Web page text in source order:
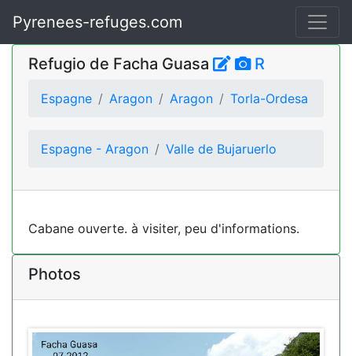
Pyrenees-refuges.com
Refugio de Facha Guasa R
Espagne Aragon Aragon Torla-Ordesa
Espagne - Aragon Valle de Bujaruerlo
Cabane ouverte. à visiter, peu d'informations.
Photos